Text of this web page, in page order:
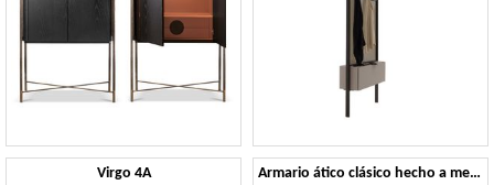
Virgo 4A Armario ático clásico hecho a medida